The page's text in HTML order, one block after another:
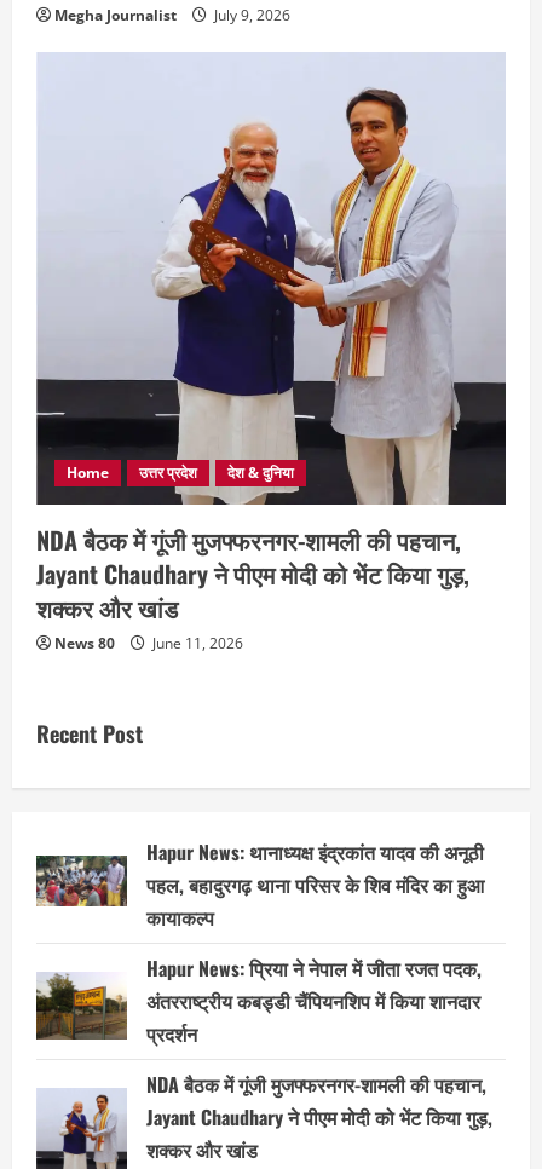
Megha Journalist July 9, 2026
Home उत्तर प्रदेश देश & दुनिया
NDA बैठक में गूंजी मुजफ्फरनगर-शामली की पहचान,
Jayant Chaudhary ने पीएम मोदी को भेंट किया गुड़,
शक्कर और खांड
News 80 June 11, 2026
Recent Post
Hapur News: थानाध्यक्ष इंद्रकांत यादव की अनूठी
पहल, बहादुरगढ़ थाना परिसर के शिव मंदिर का हुआ
कायाकल्प
Hapur News: प्रिया ने नेपाल में जीता रजत पदक,
अंतरराष्ट्रीय कबड्डी चैंपियनशिप में किया शानदार
प्रदर्शन
NDA बैठक में गूंजी मुजफ्फरनगर-शामली की पहचान,
Jayant Chaudhary ने पीएम मोदी को भेंट किया गुड़,
शक्कर और खांड